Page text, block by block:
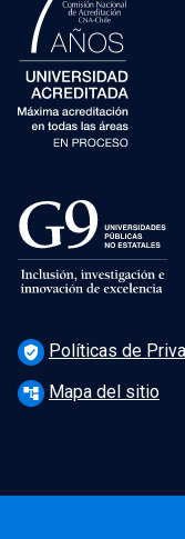
verified_user Políticas de
account_tree Mapa del sitio